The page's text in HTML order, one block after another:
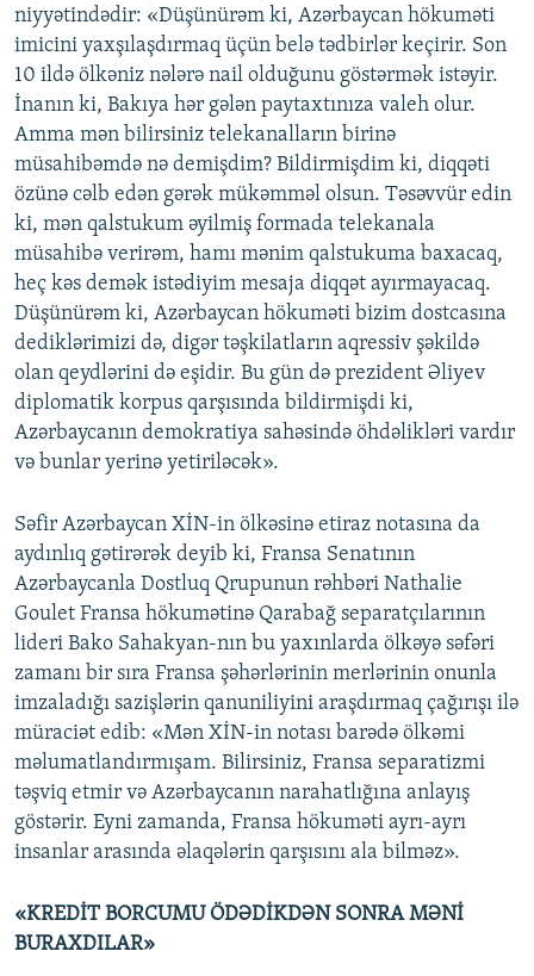
niyyətindədir: «Düşünürəm ki, Azərbaycan hökuməti
imicini yaxşılaşdırmaq üçün belə tədbirlər keçirir. Son
10 ildə ölkəniz nələrə nail olduğunu göstərmək istəyir.
İnanın ki, Bakıya hər gələn paytaxtınıza valeh olur.
Amma mən bilirsiniz telekanalların birinə
müsahibəmdə nə demişdim? Bildirmişdim ki, diqqəti
özünə cəlb edən gərək mükəmməl olsun. Təsəvvür edin
ki, mən qalstukum əyilmiş formada telekanala
müsahibə verirəm, hamı mənim qalstukuma baxacaq,
heç kəs demək istədiyim mesaja diqqət ayırmayacaq.
Düşünürəm ki, Azərbaycan hökuməti bizim dostcasına
dediklərimizi də, digər təşkilatların aqressiv şəkildə
olan qeydlərini də eşidir. Bu gün də prezident Əliyev
diplomatik korpus qarşısında bildirmişdi ki,
Azərbaycanın demokratiya sahəsində öhdəlikləri vardır
və bunlar yerinə yetiriləcək».
Səfir Azərbaycan XİN-in ölkəsinə etiraz notasına da
aydınlıq gətirərək deyib ki, Fransa Senatının
Azərbaycanla Dostluq Qrupunun rəhbəri Nathalie
Goulet Fransa hökumətinə Qarabağ separatçılarının
lideri Bako Sahakyan-nın bu yaxınlarda ölkəyə səfəri
zamanı bir sıra Fransa şəhərlərinin merlərinin onunla
imzaladığı sazişlərin qanuniliyini araşdırmaq çağırışı ilə
müraciət edib: «Mən XİN-in notası barədə ölkəmi
məlumatlandırmışam. Bilirsiniz, Fransa separatizmi
təşviq etmir və Azərbaycanın narahatlığına anlayış
göstərir. Eyni zamanda, Fransa hökuməti ayrı-ayrı
insanlar arasında əlaqələrin qarşısını ala bilməz».
«KREDİT BORCUMU ÖDƏDİKDƏN SONRA MƏNİ
BURAXDILAR»